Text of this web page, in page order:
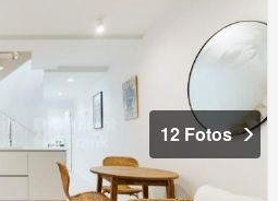
12 Fotos